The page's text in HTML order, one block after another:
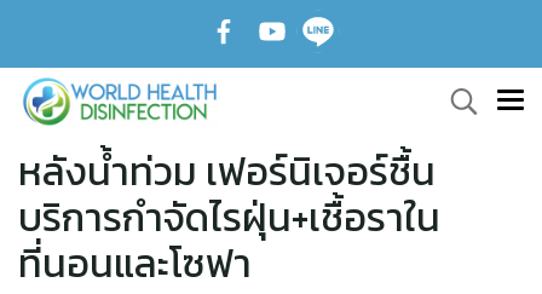
หลังน้ำท่วม เฟอร์นิเจอร์ชื้น
บริการกำจัดไรฝุ่น+เชื้อราใน
ที่นอนและโซฟา